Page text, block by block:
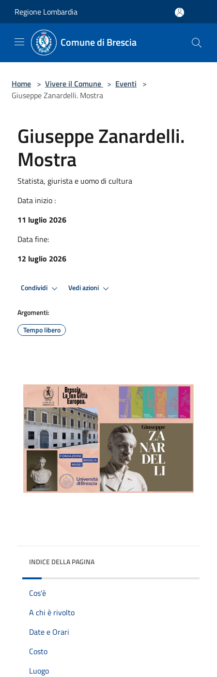
Regione Lombardia
Comune di Brescia
Home > Vivere il Comune > Eventi >
Giuseppe Zanardelli. Mostra
Giuseppe Zanardelli.
Mostra
Statista, giurista e uomo di cultura
Data inizio :
11 luglio 2026
Data fine:
12 luglio 2026
Condividi Vedi azioni
Argomenti:
Tempo libero
INDICE DELLA PAGINA
Cos'è
A chi è rivolto
Date e Orari
Costo
Luogo